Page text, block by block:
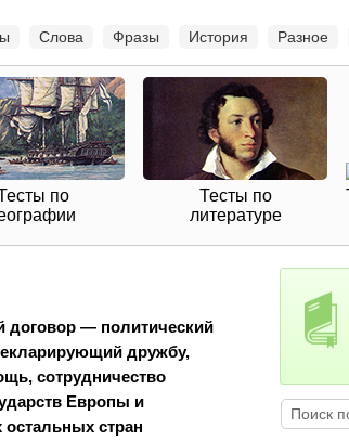
Слова Фразы История Разное
по
Тесты по
литературе
договор — политический
дружбу,
сотрудничество
Европы и
стран